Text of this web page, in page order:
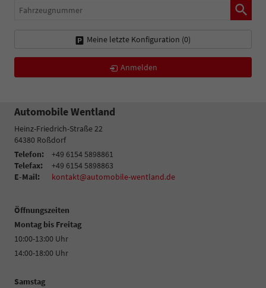
Fahrzeugnummer
Meine letzte Konfiguration (0)
Anmelden
Automobile Wentland
Heinz-Friedrich-Straße 22
64380 Roßdorf
Telefon:
+49 6154 5898861
Telefax:
+49 6154 5898863
E-Mail:
kontakt@automobile-wentland.de
Öffnungszeiten
Montag bis Freitag
10:00-13:00 Uhr
14:00-18:00 Uhr
Samstag